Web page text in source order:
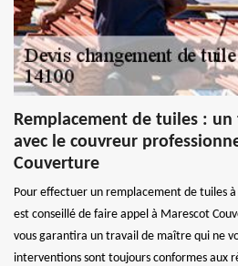
Remplacement de tuiles :
avec le couvreur
Couverture
Pour effectuer un remplacement de tuiles à
est conseillé de faire appel à Marescot
vous garantira un travail de maître qui ne
interventions sont toujours conformes aux